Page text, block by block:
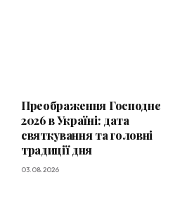
Преображення Господнє
2026 в Україні: дата
святкування та головні
традиції дня
03.08.2026